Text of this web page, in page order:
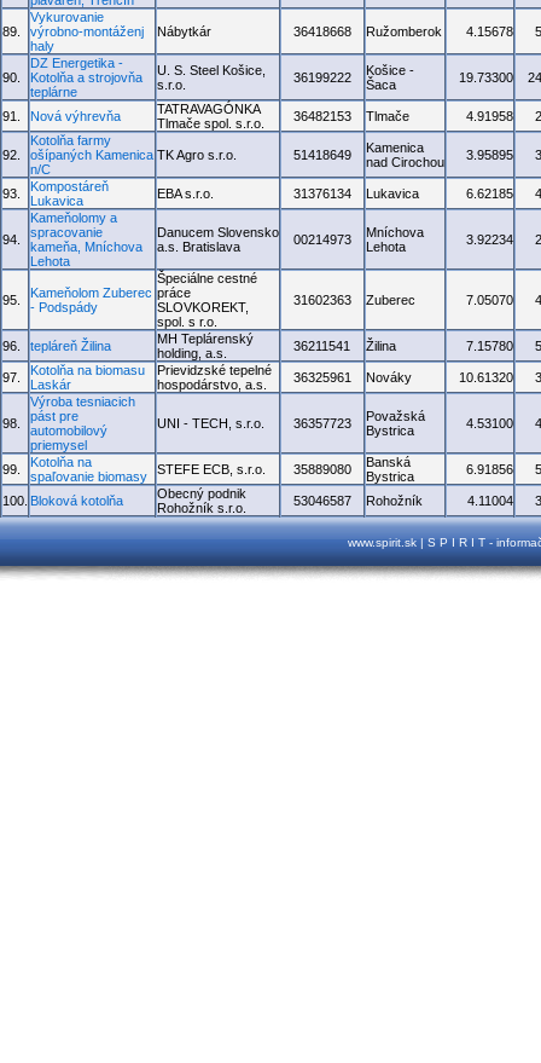
89.
Vykurovanie
výrobno-montáženj
haly
Nábytkár 36418668 Ružomberok 4.15678
90.
DZ Energetika -
Kotolňa a strojovňa
teplárne
U. S. Steel Košice,
s.r.o.
36199222
Košice -
Šaca
19.73300
91. Nová výhrevňa
TATRAVAGÓNKA
Tlmače spol. s.r.o.
36482153 Tlmače 4.91958
92.
Kotolňa farmy
ošípaných Kamenica
n/C
TK Agro s.r.o. 51418649
Kamenica
nad Cirochou
3.95895
93.
Kompostáreň
Lukavica
EBA s.r.o. 31376134 Lukavica 6.62185
94.
Kameňolomy a
spracovanie
kameňa, Mníchova
Lehota
Danucem Slovensko
a.s. Bratislava
00214973
Mníchova
Lehota
3.92234
95.
Kameňolom Zuberec
- Podspády
Špeciálne cestné
práce
SLOVKOREKT,
spol. s r.o.
31602363 Zuberec 7.05070
96. tepláreň Žilina
MH Teplárenský
holding, a.s.
36211541 Žilina 7.15780
97.
Kotolňa na biomasu
Laskár
Prievidzské tepelné
hospodárstvo, a.s.
36325961 Nováky 10.61320
98.
Výroba tesniacich
pást pre
automobilový
priemysel
UNI - TECH, s.r.o. 36357723
Považská
Bystrica
4.53100
99.
Kotolňa na
spaľovanie biomasy
STEFE ECB, s.r.o. 35889080
Banská
Bystrica
6.91856
100. Bloková kotolňa
Obecný podnik
Rohožník s.r.o.
53046587 Rohožník 4.11004
www.spirit.sk | S P I R I T -